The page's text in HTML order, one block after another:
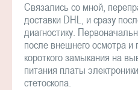
Связались со мной,
доставки DHL, и сразу
диагностику.
после внешнего осмотра и
короткого замыкания на
питания платы
стетоскопа.